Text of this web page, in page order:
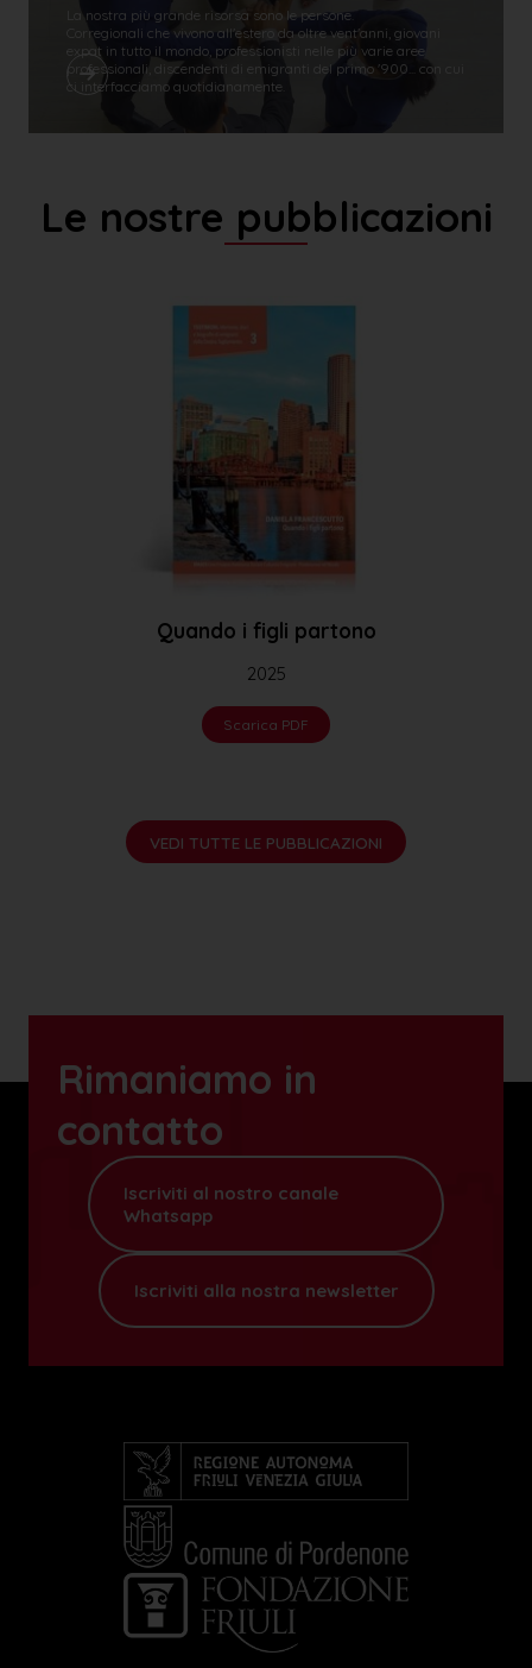
La nostra più grande risorsa sono le persone.
Corregionali che vivono all'estero da oltre vent'anni, giovani
expat in tutto il mondo, professionisti nelle più varie aree
professionali, discendenti di emigranti del primo '900... con cui
ci interfacciamo quotidianamente.
Le nostre pubblicazioni
Quando i figli partono
2025
Scarica PDF
VEDI TUTTE LE PUBBLICAZIONI
Rimaniamo in
contatto
Iscriviti al nostro canale
Whatsapp
Iscriviti alla nostra newsletter